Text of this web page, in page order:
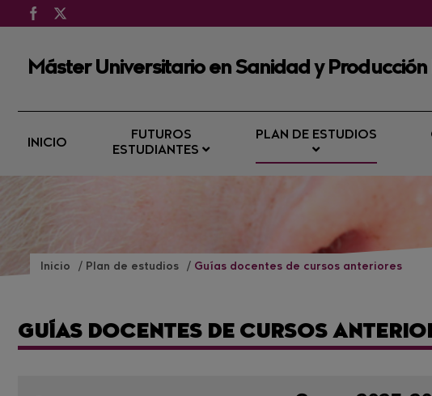
Máster Universitario en Sanidad y Producción
INICIO
FUTUROS
ESTUDIANTES
PLAN DE ESTUDIOS
Inicio Plan de estudios Guías docentes de cursos anteriores
GUÍAS DOCENTES DE CURSOS